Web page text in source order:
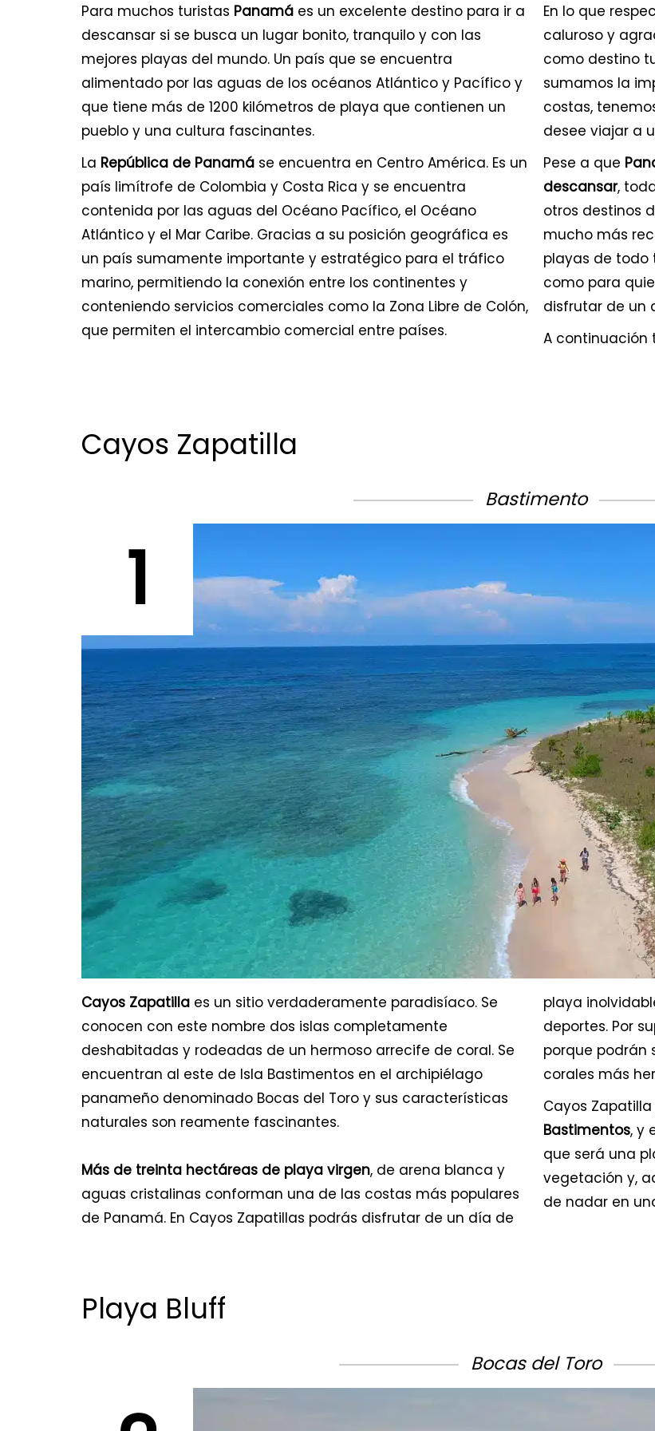
Para muchos turistas Panamá es un excelente destino para ir a
descansar si se busca un lugar bonito, tranquilo y con las
mejores playas del mundo. Un país que se encuentra
alimentado por las aguas de los océanos Atlántico y Pacífico y
que tiene más de 1200 kilómetros de playa que contienen un
pueblo y una cultura fascinantes.
La República de Panamá se encuentra en Centro América. Es un
país limítrofe de Colombia y Costa Rica y se encuentra
contenida por las aguas del Océano Pacífico, el Océano
Atlántico y el Mar Caribe. Gracias a su posición geográfica es
un país sumamente importante y estratégico para el tráfico
marino, permitiendo la conexión entre los continentes y
conteniendo servicios comerciales como la Zona Libre de Colón,
que permiten el intercambio comercial entre países.
En lo que
caluroso y
como destino
sumamos la
costas,
desee viajar a
Pese a que
descansar,
otros destinos
mucho más
playas de todo
como para
disfrutar de un
A continuación
Cayos Zapatilla
Bastimento
1
Cayos Zapatilla es un sitio verdaderamente paradisíaco. Se
conocen con este nombre dos islas completamente
deshabitadas y rodeadas de un hermoso arrecife de coral. Se
encuentran al este de Isla Bastimentos en el archipiélago
panameño denominado Bocas del Toro y sus características
naturales son reamente fascinantes.
Más de treinta hectáreas de playa virgen, de arena blanca y
aguas cristalinas conforman una de las costas más populares
de Panamá. En Cayos Zapatillas podrás disfrutar de un día de
playa
deportes. Por
porque podrán
corales más
Cayos
Bastimentos, y
que será una
vegetación y,
de nadar en
Playa Bluff
Bocas del Toro